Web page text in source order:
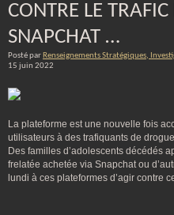
CONTRE LE
SNAPCHAT …
Posté par Renseignements Stratégiques,
15 juin 2022
La plateforme est une nouvelle fois
utilisateurs à des trafiquants de
Des familles d’adolescents décédés
frelatée achetée via Snapchat ou
lundi à ces plateformes d’agir contre